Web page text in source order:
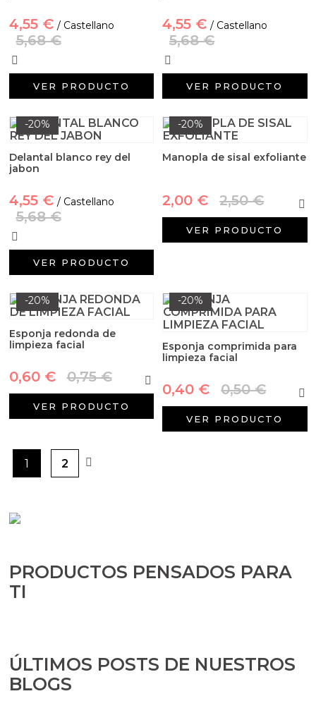
4,55 € / Castellano
5,68 €
VER PRODUCTO
4,55 € / Castellano
5,68 €
VER PRODUCTO
-20%
Delantal blanco rey del
jabon
4,55 € / Castellano
5,68 €
VER PRODUCTO
-20%
Manopla de sisal exfoliante
2,00 € 2,50 €
VER PRODUCTO
-20%
Esponja redonda de
limpieza facial
0,60 € 0,75 €
VER PRODUCTO
-20%
Esponja comprimida para
limpieza facial
0,40 € 0,50 €
VER PRODUCTO
1 2
PRODUCTOS PENSADOS PARA
TI
ÚLTIMOS POSTS DE NUESTROS
BLOGS